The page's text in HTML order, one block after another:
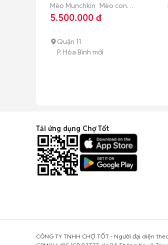
Mèo Munchkin Mèo con
(dưới 3 tháng tuổi)
5.500.000 đ
Quận 11
P. Hòa Bình mới
Tải ứng dụng Chợ Tốt
CÔNG TY TNHH CHỢ TỐT - Người đại diện